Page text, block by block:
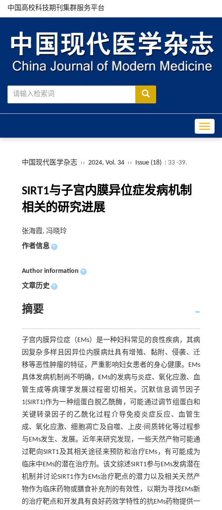
中国高校科技期刊集群服务平台
中国现代医学杂志 ›› 2024, Vol. 34 ›› Issue (18) : 33 -39.
SIRT1与子宫内膜异位症发病机制
相关的研究进展
张海霞, 冯晓玲
作者信息 +
Author information +
文章历史 +
摘要
子宫内膜异位症（EMs）是一种妇科常见的良性疾病，其病
因复杂多样且因异位内膜病灶具有增殖、黏附、侵袭、迁
移等恶性肿瘤的特征，严重影响妇女患者的身心健康。EMs
具体发病机制尚不明确，EMs的发病与炎症、氧化应激、血
管生成等病理学发展过程密切相关。沉默信息调节因子
1(SIRT1)作为一种组蛋白脱乙酰酶，可能通过调节组蛋白和
关键转录因子的乙酰化过程介导免疫炎症反应、血管生
成、氧化应激、细胞凋亡及自噬、上皮-间质转化等过程参
与EMs发生、发展。近年来研究发现，一些天然产物可能通
过靶向SIRT1及其相关途径来预防和治疗EMs，有可能成为
临床中EMs的潜在治疗剂。该文综述SIRT1参与EMs发病潜在
机制并讨论SIRT1作为EMs治疗靶点的潜力以及相关天然产
物作为临床药物或膳食补充剂的有效性，以期为寻找EMs新
的治疗靶点和开发具有良好药效学特性的抗EMs药物提供一